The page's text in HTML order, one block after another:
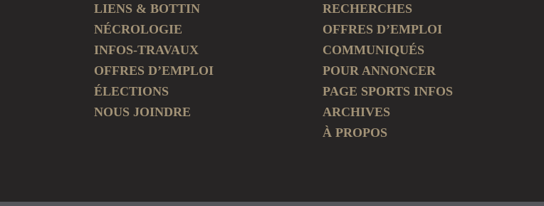
LIENS & BOTTIN
NÉCROLOGIE
INFOS-TRAVAUX
OFFRES D’EMPLOI
ÉLECTIONS
NOUS JOINDRE
RECHERCHES
OFFRES D’EMPLOI
COMMUNIQUÉS
POUR ANNONCER
PAGE SPORTS INFOS
ARCHIVES
À PROPOS